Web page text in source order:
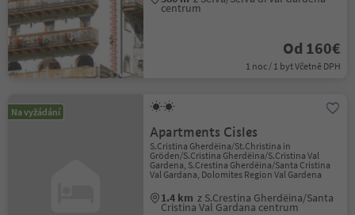
centrum
Od 160€
1 noc / 1 byt Včetně DPH
Na vyžádání
Apartments Cisles
S.Cristina Gherdëina/St.Christina in
Gröden/S.Cristina Gherdëina/S.Cristina Val
Gardena, S.Crestina Gherdëina/Santa Cristina
Val Gardana, Dolomites Region Val Gardena
1.4 km z S.Crestina Gherdëina/Santa
Cristina Val Gardana centrum